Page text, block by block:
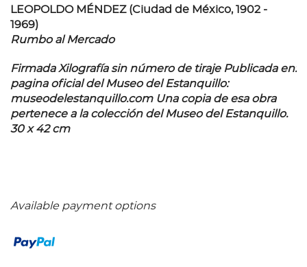
LEOPOLDO MÉNDEZ (Ciudad de México, 1902 -
1969)
Rumbo al Mercado
Firmada Xilografía sin número de tiraje Publicada en:
pagina oficial del Museo del Estanquillo:
museodelestanquillo.com Una copia de esa obra
pertenece a la colección del Museo del Estanquillo.
30 x 42 cm
Available payment options